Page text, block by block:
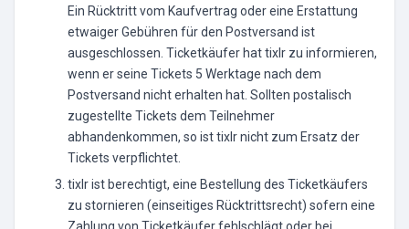
Ein Rücktritt vom Kaufvertrag oder eine Erstattung
etwaiger Gebühren für den Postversand ist
ausgeschlossen. Ticketkäufer hat tixlr zu informieren,
wenn er seine Tickets 5 Werktage nach dem
Postversand nicht erhalten hat. Sollten postalisch
zugestellte Tickets dem Teilnehmer
abhandenkommen, so ist tixlr nicht zum Ersatz der
Tickets verpflichtet.
tixlr ist berechtigt, eine Bestellung des Ticketkäufers
zu stornieren (einseitiges Rücktrittsrecht) sofern eine
Zahlung von Ticketkäufer fehlschlägt oder bei